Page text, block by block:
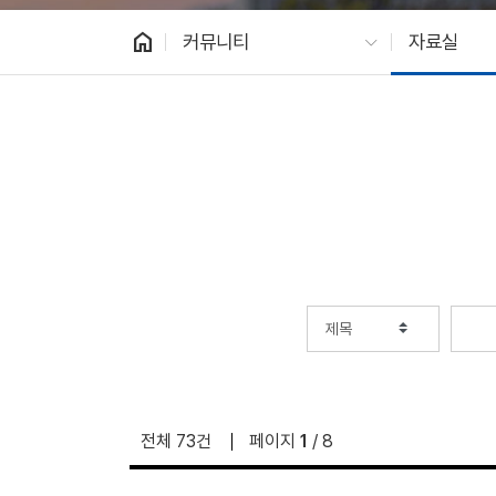
home 커뮤니티 자료실
전체 73건 페이지 1 / 8